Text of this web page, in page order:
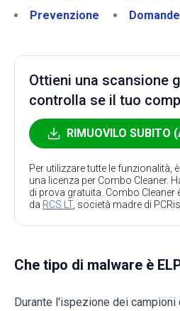
Prevenzione
Ottieni una scansione
controlla se il tuo
RIMUOVILO SUBITO
Per utilizzare tutte le funzionalità,
una licenza per Combo Cleaner.
di prova gratuita. Combo Cleaner
da RCS LT, società madre di
Che tipo di malware è
Durante l'ispezione dei campioni